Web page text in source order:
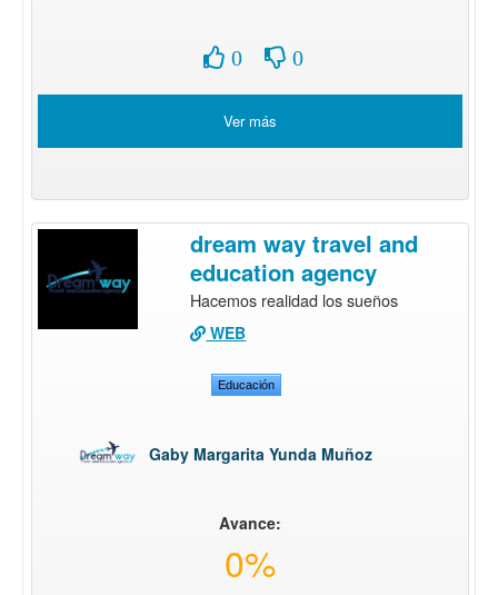
0 0
Ver más
dream way travel and
education agency
Hacemos realidad los sueños
WEB
Educación
Gaby Margarita Yunda Muñoz
Avance:
0%